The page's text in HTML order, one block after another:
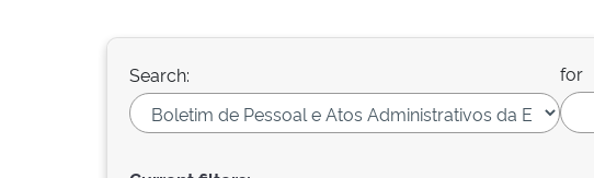
Search: for